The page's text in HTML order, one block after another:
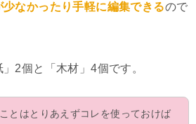
なかったり手軽に編集できるので
2個と「木材」4個です。
とはとりあえずコレを使っておけば